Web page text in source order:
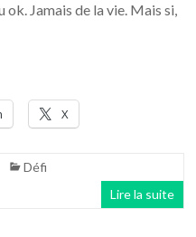
ok. Jamais de la vie. Mais si,
X
Défi
Lire la suite